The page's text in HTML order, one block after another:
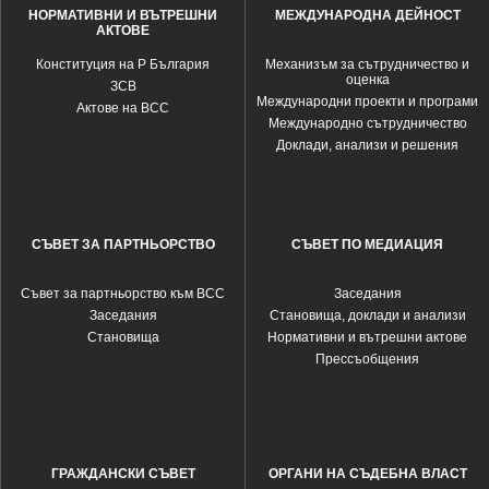
НОРМАТИВНИ И ВЪТРЕШНИ
АКТОВЕ
Конституция на Р България
ЗСВ
Актове на ВСС
МЕЖДУНАРОДНА ДЕЙНОСТ
Механизъм за сътрудничество и
оценка
Международни проекти и програми
Международно сътрудничество
Доклади, анализи и решения
СЪВЕТ ЗА ПАРТНЬОРСТВО
Съвет за партньорство към ВСС
Заседания
Становища
СЪВЕТ ПО МЕДИАЦИЯ
Заседания
Становища, доклади и анализи
Нормативни и вътрешни актове
Прессъобщения
ГРАЖДАНСКИ СЪВЕТ ОРГАНИ НА СЪДЕБНА ВЛАСТ